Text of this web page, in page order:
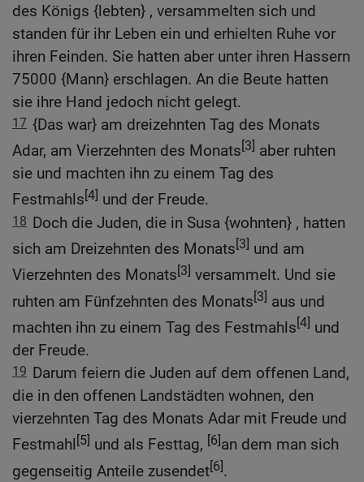
des Königs {lebten} , versammelten sich und
standen für ihr Leben ein und erhielten Ruhe vor
ihren Feinden. Sie hatten aber unter ihren Hassern
75000 {Mann} erschlagen. An die Beute hatten
sie ihre Hand jedoch nicht gelegt.
17 {Das war} am dreizehnten Tag des Monats
Adar, am Vierzehnten des Monats[3] aber ruhten
sie und machten ihn zu einem Tag des
Festmahls[4] und der Freude.
18 Doch die Juden, die in Susa {wohnten} , hatten
sich am Dreizehnten des Monats[3] und am
Vierzehnten des Monats[3] versammelt. Und sie
ruhten am Fünfzehnten des Monats[3] aus und
machten ihn zu einem Tag des Festmahls[4] und
der Freude.
19 Darum feiern die Juden auf dem offenen Land,
die in den offenen Landstädten wohnen, den
vierzehnten Tag des Monats Adar mit Freude und
Festmahl [5] und als Festtag, [6]an dem man sich
gegenseitig Anteile zusendet[6].